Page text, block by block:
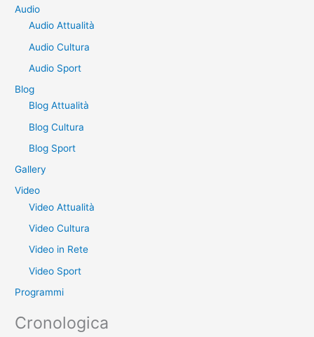
r
Audio
Audio Attualità
Audio Cultura
Audio Sport
Blog
Blog Attualità
Blog Cultura
Blog Sport
Gallery
Video
Video Attualità
Video Cultura
Video in Rete
Video Sport
Programmi
Cronologica